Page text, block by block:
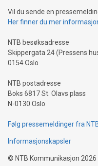
Vil du sende en
Her finner du mer
NTB besøksadresse
Skippergata 24 (Pressens
0154 Oslo
NTB postadresse
Boks 6817 St. Olavs plass
N-0130 Oslo
Følg pressemeldinger fra
Informasjonskapsler
© NTB Kommunikasjon 2026